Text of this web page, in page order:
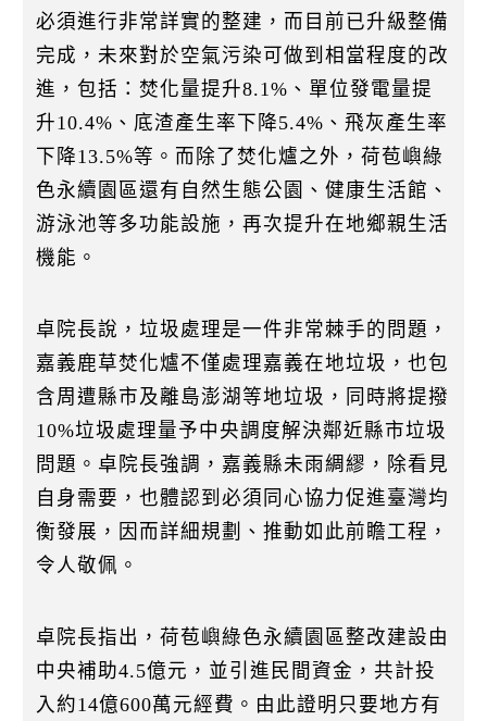
必須進行非常詳實的整建，而目前已升級整備
完成，未來對於空氣污染可做到相當程度的改
進，包括：焚化量提升8.1%、單位發電量提
升10.4%、底渣產生率下降5.4%、飛灰產生率
下降13.5%等。而除了焚化爐之外，荷苞嶼綠
色永續園區還有自然生態公園、健康生活館、
游泳池等多功能設施，再次提升在地鄉親生活
機能。
卓院長說，垃圾處理是一件非常棘手的問題，
嘉義鹿草焚化爐不僅處理嘉義在地垃圾，也包
含周遭縣市及離島澎湖等地垃圾，同時將提撥
10%垃圾處理量予中央調度解決鄰近縣市垃圾
問題。卓院長強調，嘉義縣未雨綢繆，除看見
自身需要，也體認到必須同心協力促進臺灣均
衡發展，因而詳細規劃、推動如此前瞻工程，
令人敬佩。
卓院長指出，荷苞嶼綠色永續園區整改建設由
中央補助4.5億元，並引進民間資金，共計投
入約14億600萬元經費。由此證明只要地方有